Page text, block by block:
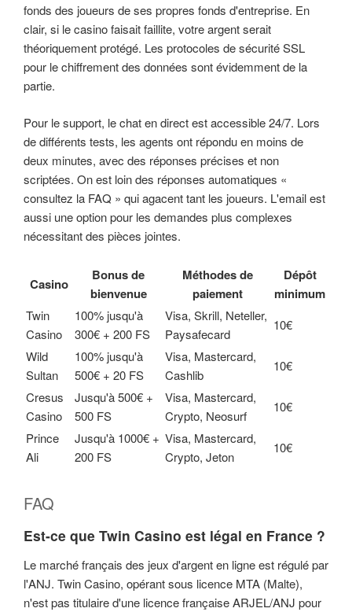
fonds des joueurs de ses propres fonds d'entreprise. En
clair, si le casino faisait faillite, votre argent serait
théoriquement protégé. Les protocoles de sécurité SSL
pour le chiffrement des données sont évidemment de la
partie.
Pour le support, le chat en direct est accessible 24/7. Lors
de différents tests, les agents ont répondu en moins de
deux minutes, avec des réponses précises et non
scriptées. On est loin des réponses automatiques «
consultez la FAQ » qui agacent tant les joueurs. L'email est
aussi une option pour les demandes plus complexes
nécessitant des pièces jointes.
Casino
Bonus de
bienvenue
Méthodes de
paiement
Dépôt
minimum
Twin
Casino
100% jusqu'à
300€ + 200 FS
Visa, Skrill, Neteller,
Paysafecard
10€
Wild
Sultan
100% jusqu'à
500€ + 20 FS
Visa, Mastercard,
Cashlib
10€
Cresus
Casino
Jusqu'à 500€ +
500 FS
Visa, Mastercard,
Crypto, Neosurf
10€
Prince
Ali
Jusqu'à 1000€ +
200 FS
Visa, Mastercard,
Crypto, Jeton
10€
FAQ
Est-ce que Twin Casino est légal en France ?
Le marché français des jeux d'argent en ligne est régulé par
l'ANJ. Twin Casino, opérant sous licence MTA (Malte),
n'est pas titulaire d'une licence française ARJEL/ANJ pour